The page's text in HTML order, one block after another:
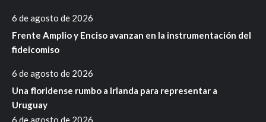
6 de agosto de 2026
Frente Amplio y Enciso avanzan en la instrumentación del
fideicomiso
6 de agosto de 2026
Una floridense rumbo a Irlanda para representar a
Uruguay
6 de agosto de 2026